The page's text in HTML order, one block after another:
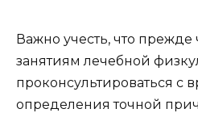
Важно учесть, что прежде
занятиям лечебной
проконсультироваться с
определения точной